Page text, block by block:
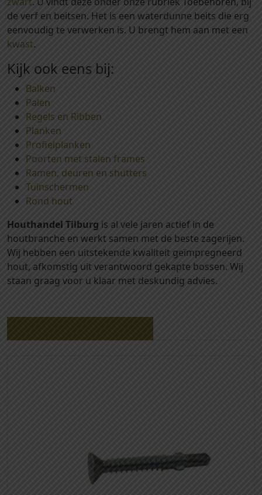
e
ï
m
p
r
e
n
a
z
w
a
t
e
de verf en beitsen. Het is een waterdunne beits die erg
eenvoudig te verwerken is. U brengt hem aan met een
kwast.
Kijk ook eens bij:
Balken
Palen
Regels en Ribben
Planken
Profielplanken
Poorten met stalen frames
Ramen, deuren en shutters
Tuinschermen
Rond hout
Houthandel Tilburg is al vele jaren actief in de
houtbranche en werkt samen met de beste zagerijen.
Wij hebben een uitstekende kwaliteit geïmpregneerd
hout, afkomstig uit verantwoord gekapte bossen. Wij
staan graag voor u klaar met deskundig advies.